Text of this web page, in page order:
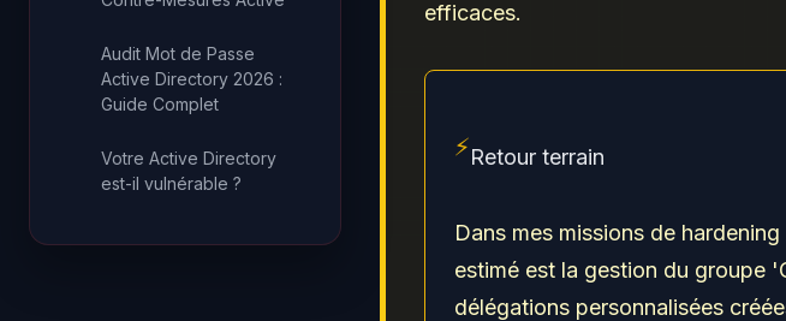
Audit Mot de Passe
Active Directory 2026 :
Guide Complet
Votre Active Directory
est-il vulnérable ?
efficaces.
⚡Retour terrain
Dans mes missions de
estimé est la gestion du groupe
délégations personnalisées